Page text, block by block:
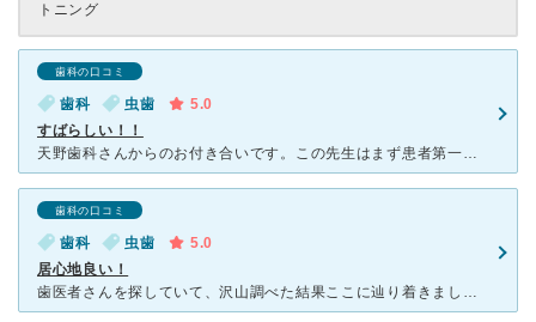
トニング
歯科の口コミ
歯科 虫歯
5.0
すばらしい！！
天野歯科さんからのお付き合いです。この先生はまず患者第一で医療を提供されており、また腕も確かなので非常に信頼できます。当方は大田区に住んでおりますが、この先生以外の歯医者の診療はありえません。。もう還
歯科の口コミ
歯科 虫歯
5.0
居心地良い！
歯医者さんを探していて、沢山調べた結果ここに辿り着きました！受付の方を始め、歯科医の先生もとても素敵で良い歯医者さんに出会えて良かったです。感染対策など、細やかな気遣いなどしてくださってとても信頼でき